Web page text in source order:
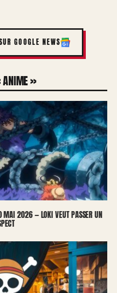
GOOGLE NEWS
ANIME »
MAI 2026 — LOKI VEUT PASSER UN